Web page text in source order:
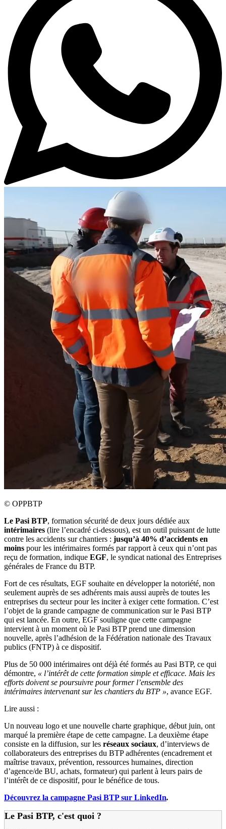
© OPPBTP
Le Pasi BTP, formation sécurité de deux jours dédiée aux
intérimaires (lire l’encadré ci-dessous), est un outil puissant de lutte
contre les accidents sur chantiers : jusqu’à 40% d’accidents en
moins pour les intérimaires formés par rapport à ceux qui n’ont pas
reçu de formation, indique EGF, le syndicat national des Entreprises
générales de France du BTP.
Fort de ces résultats, EGF souhaite en développer la notoriété, non
seulement auprès de ses adhérents mais aussi auprès de toutes les
entreprises du secteur pour les inciter à exiger cette formation. C’est
l’objet de la grande campagne de communication sur le Pasi BTP
qui est lancée. En outre, EGF souligne que cette campagne
intervient à un moment où le Pasi BTP prend une dimension
nouvelle, après l’adhésion de la Fédération nationale des Travaux
publics (FNTP) à ce dispositif.
Plus de 50 000 intérimaires ont déjà été formés au Pasi BTP, ce qui
démontre, « l’intérêt de cette formation simple et efficace. Mais les
efforts doivent se poursuivre pour former l’ensemble des
intérimaires intervenant sur les chantiers du BTP », avance EGF.
Lire aussi :
Un nouveau logo et une nouvelle charte graphique, début juin, ont
marqué la première étape de cette campagne. La deuxième étape
consiste en la diffusion, sur les réseaux sociaux, d’interviews de
collaborateurs des entreprises du BTP adhérentes (encadrement et
maîtrise travaux, prévention, ressources humaines, direction
d’agence/de BU, achats, formateur) qui parlent à leurs pairs de
l’intérêt de ce dispositif, pour le bénéfice de tous.
Découvrez la campagne Pasi BTP sur LinkedIn.
Le Pasi BTP, c'est quoi ?